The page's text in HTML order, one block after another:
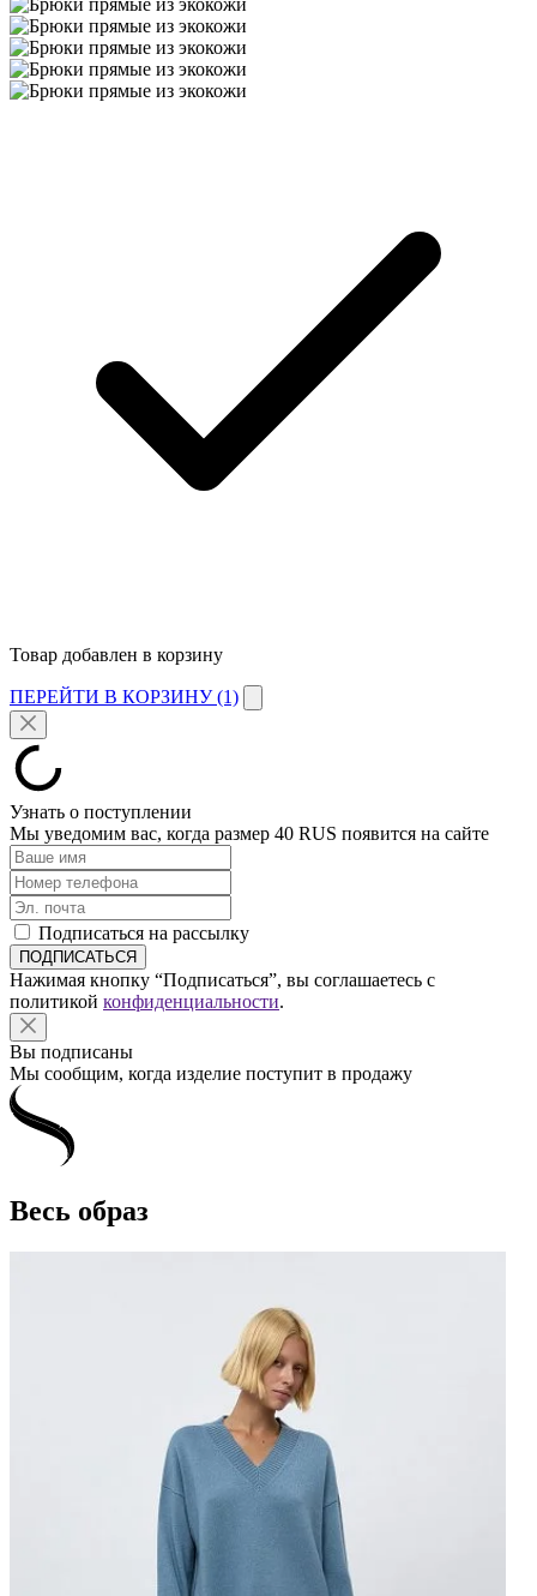
Товар добавлен в корзину
ПЕРЕЙТИ В КОРЗИНУ (1)
Узнать о поступлении
Мы уведомим вас, когда размер 40 RUS появится на сайте
Подписаться на рассылку
Нажимая кнопку “Подписаться”, вы соглашаетесь с
политикой конфиденциальности.
Вы подписаны
Мы сообщим, когда изделие поступит в продажу
Весь образ